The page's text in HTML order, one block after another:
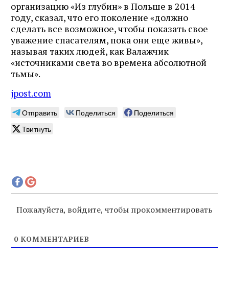
организацию «Из глубин» в Польше в 2014
году, сказал, что его поколение «должно
сделать все возможное, чтобы показать свое
уважение спасателям, пока они еще живы»,
называя таких людей, как Валажчик
«источниками света во времена абсолютной
тьмы».
jpost.com
Отправить Поделиться
Поделиться
Твитнуть
Пожалуйста, войдите, чтобы прокомментировать
0 КОММЕНТАРИЕВ